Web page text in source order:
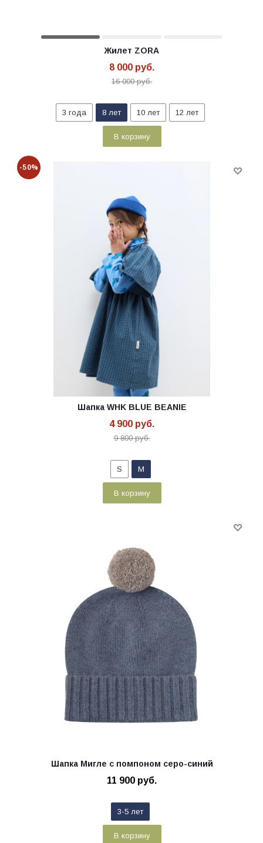
Жилет ZORA
8 000 руб.
16 000руб.
3 года 8 лет 10 лет 12 лет
В корзину
-50%
Шапка WHK BLUE BEANIE
4 900 руб.
9 800руб.
S M
В корзину
Шапка Мигле с помпоном серо-синий
11 900 руб.
3-5 лет
В корзину